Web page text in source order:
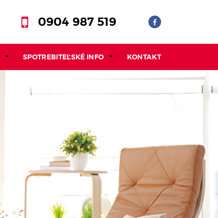
0904 987 519
SPOTREBITEĽSKÉ INFO KONTAKT